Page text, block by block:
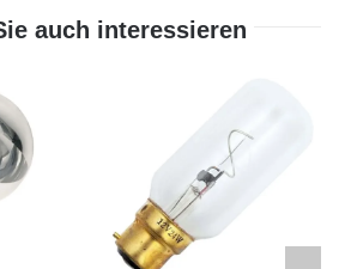
auch interessieren